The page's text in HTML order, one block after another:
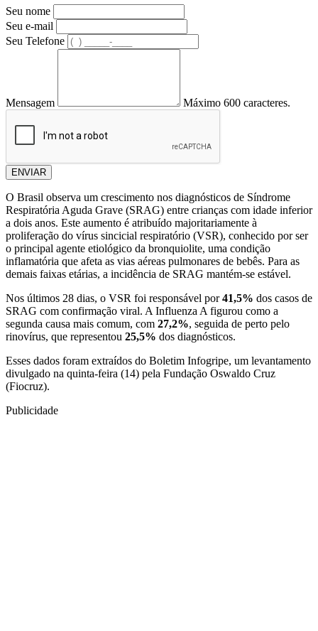
Seu nome
Seu e-mail
Seu Telefone
Mensagem Máximo 600 caracteres.
ENVIAR
O Brasil observa um crescimento nos diagnósticos de Síndrome
Respiratória Aguda Grave (SRAG) entre crianças com idade inferior
a dois anos. Este aumento é atribuído majoritariamente à
proliferação do vírus sincicial respiratório (VSR), conhecido por ser
o principal agente etiológico da bronquiolite, uma condição
inflamatória que afeta as vias aéreas pulmonares de bebês. Para as
demais faixas etárias, a incidência de SRAG mantém-se estável.
Nos últimos 28 dias, o VSR foi responsável por41,5% dos casos de
SRAG com confirmação viral. A Influenza A figurou como a
segunda causa mais comum, com 27,2%, seguida de perto pelo
rinovírus, que representou 25,5% dos diagnósticos.
Esses dados foram extraídos do Boletim Infogripe, um levantamento
divulgado na quinta-feira (14) pela Fundação Oswaldo Cruz
(Fiocruz).
Publicidade